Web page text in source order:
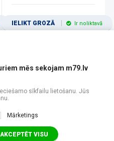
IELIKT GROZĀ Ir noliktavā
5 6 7 8 9 10 11
mēs sekojam m79.lv
sīkfailu lietošanu. Jūs
Mārketings
AKCEPTĒT VISU